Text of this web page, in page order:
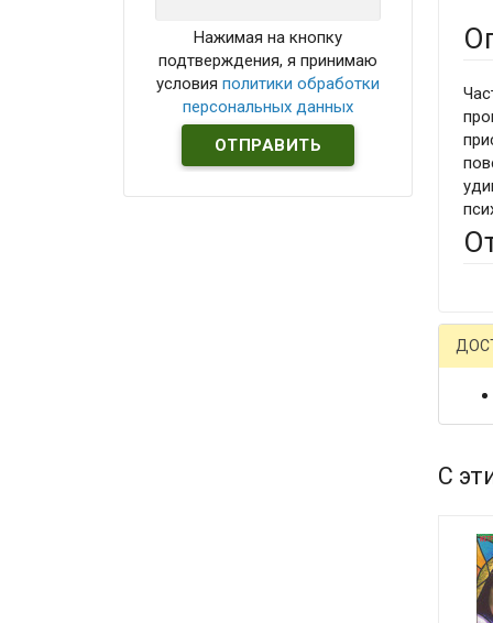
Нажимая на кнопку
подтверждения, я принимаю
условияполитики обработки
персональных данных
С